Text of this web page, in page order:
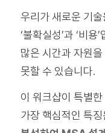
우리가 새로운 기
‘불확실성’과 ‘비
많은 시간과 자원
못할 수 있습니다.
이 워크샵이 특별
가장 핵심적인 특징